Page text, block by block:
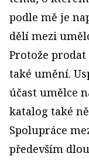
podle mě je
dělí mezi
Protože
také umění.
účast umělce
katalog také
Spolupráce
především